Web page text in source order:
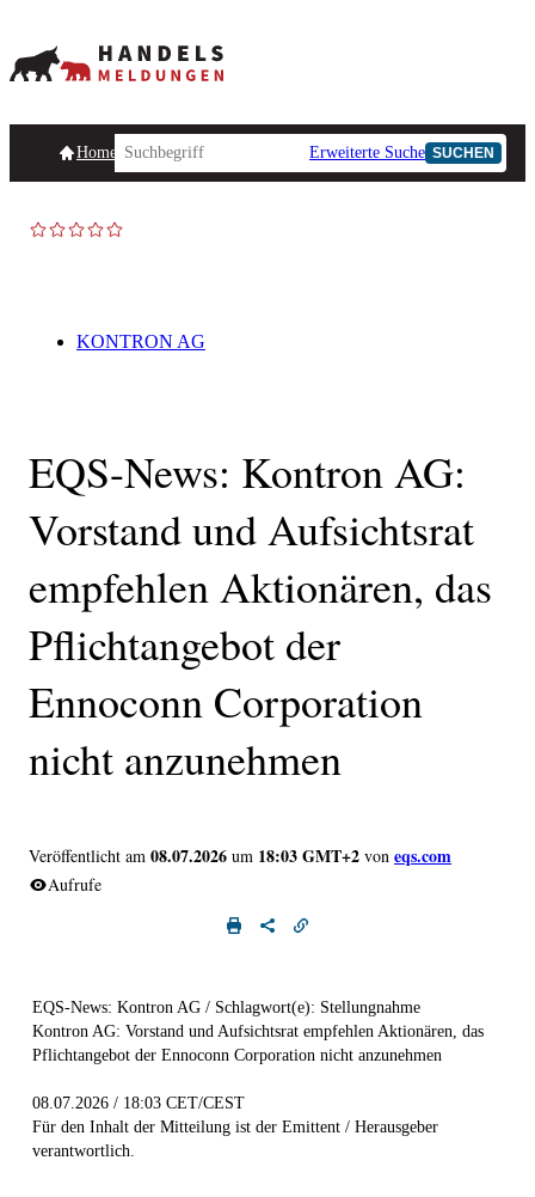
HomepageHandelsmeldungen Ad-Hoc-Meldungen
Erweiterte Suche SUCHEN
KONTRON AG
EQS-News: Kontron AG:
Vorstand und Aufsichtsrat
empfehlen Aktionären, das
Pflichtangebot der
Ennoconn Corporation
nicht anzunehmen
Veröffentlicht am 08.07.2026 um 18:03 GMT+2 von eqs.com
Aufrufe
EQS-News: Kontron AG / Schlagwort(e): Stellungnahme
Kontron AG: Vorstand und Aufsichtsrat empfehlen Aktionären, das
Pflichtangebot der Ennoconn Corporation nicht anzunehmen
08.07.2026 / 18:03 CET/CEST
Für den Inhalt der Mitteilung ist der Emittent / Herausgeber
verantwortlich.